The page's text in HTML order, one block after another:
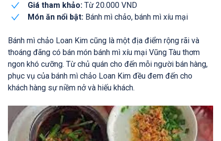
Giá tham khảo: Từ 20.000 VND
Món ăn nổi bật: Bánh mì chảo, bánh mì xíu mại
Bánh mì chảo Loan Kim cũng là một địa điểm rộng rãi và
thoáng đãng có bán món bánh mì xíu mại Vũng Tàu thơm
ngon khó cưỡng. Từ chủ quán cho đến mỗi người bán hàng,
phục vụ của bánh mì chảo Loan Kim đều đem đến cho
khách hàng sự niềm nở và hiếu khách.